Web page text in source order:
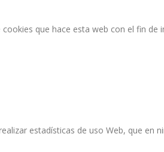
que hace esta web con el fin de
estadísticas de uso Web, que en